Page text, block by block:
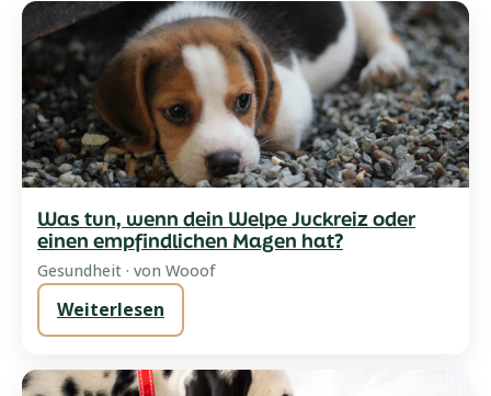
Was tun, wenn dein Welpe Juckreiz oder
einen empfindlichen Magen hat?
Gesundheit · von Wooof
Weiterlesen